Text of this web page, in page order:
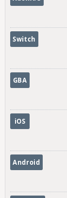
Switch
GBA
iOS
Android